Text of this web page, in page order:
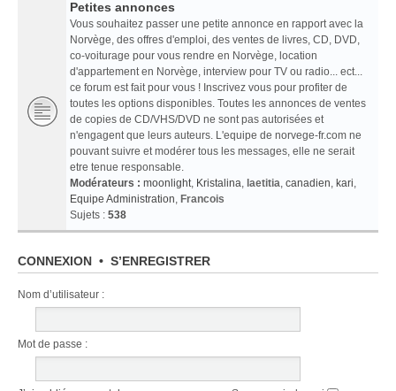
Petites annonces
Vous souhaitez passer une petite annonce en rapport avec la
Norvège, des offres d'emploi, des ventes de livres, CD, DVD,
co-voiturage pour vous rendre en Norvège, location
d'appartement en Norvège, interview pour TV ou radio... ect...
ce forum est fait pour vous ! Inscrivez vous pour profiter de
toutes les options disponibles. Toutes les annonces de ventes
de copies de CD/VHS/DVD ne sont pas autorisées et
n'engagent que leurs auteurs. L'equipe de norvege-fr.com ne
pouvant suivre et modérer tous les messages, elle ne serait
etre tenue responsable.
Modérateurs : moonlight, Kristalina, laetitia, canadien, kari,
Equipe Administration, Francois
Sujets : 538
CONNEXION • S’ENREGISTRER
Nom d’utilisateur :
Mot de passe :